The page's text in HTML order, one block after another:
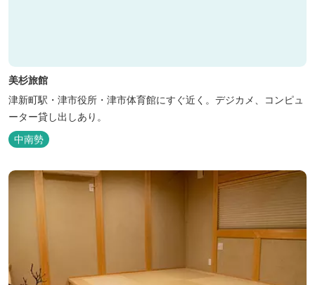
美杉旅館
津新町駅・津市役所・津市体育館にすぐ近く。デジカメ、コンピュ
ーター貸し出しあり。
中南勢